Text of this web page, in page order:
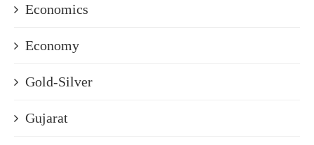
Economics
Economy
Gold-Silver
Gujarat